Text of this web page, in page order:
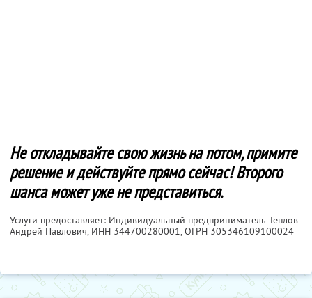
Не откладывайте свою жизнь на потом, примите
решение и действуйте прямо сейчас! Второго
шанса может уже не представиться.
Услуги предоставляет: Индивидуальный предприниматель Теплов
Андрей Павлович, ИНН 344700280001, ОГРН 305346109100024